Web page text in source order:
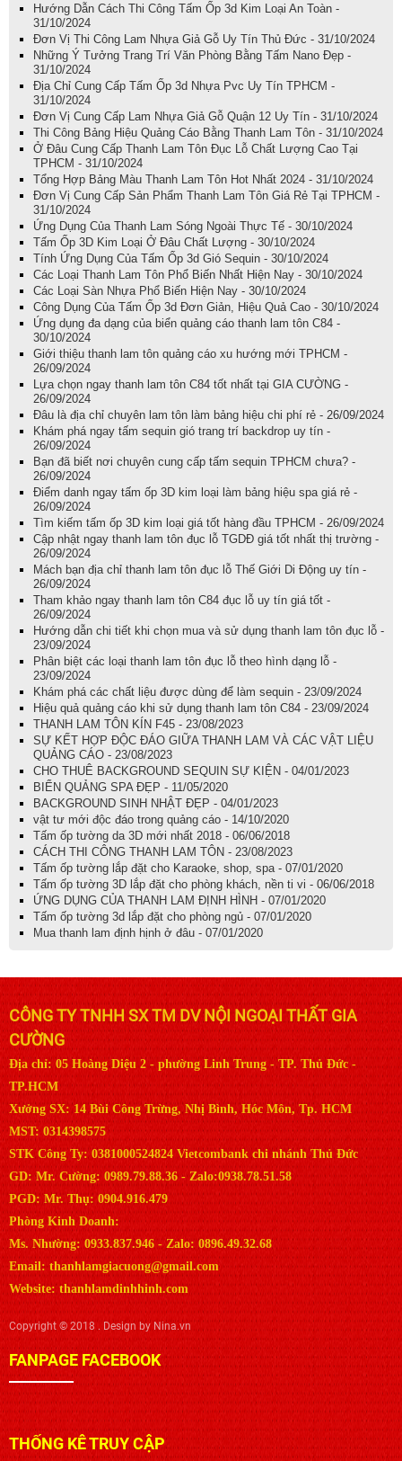
Hướng Dẫn Cách Thi Công Tấm Ốp 3d Kim Loại An Toàn -
31/10/2024
Đơn Vị Thi Công Lam Nhựa Giả Gỗ Uy Tín Thủ Đức - 31/10/2024
Những Ý Tưởng Trang Trí Văn Phòng Bằng Tấm Nano Đẹp -
31/10/2024
Địa Chỉ Cung Cấp Tấm Ốp 3d Nhựa Pvc Uy Tín TPHCM -
31/10/2024
Đơn Vị Cung Cấp Lam Nhựa Giả Gỗ Quận 12 Uy Tín - 31/10/2024
Thi Công Bảng Hiệu Quảng Cáo Bằng Thanh Lam Tôn - 31/10/2024
Ở Đâu Cung Cấp Thanh Lam Tôn Đục Lỗ Chất Lượng Cao Tại
TPHCM - 31/10/2024
Tổng Hợp Bảng Màu Thanh Lam Tôn Hot Nhất 2024 - 31/10/2024
Đơn Vị Cung Cấp Sản Phẩm Thanh Lam Tôn Giá Rẻ Tại TPHCM -
31/10/2024
Ứng Dụng Của Thanh Lam Sóng Ngoài Thực Tế - 30/10/2024
Tấm Ốp 3D Kim Loại Ở Đâu Chất Lượng - 30/10/2024
Tính Ứng Dụng Của Tấm Ốp 3d Gió Sequin - 30/10/2024
Các Loại Thanh Lam Tôn Phổ Biến Nhất Hiện Nay - 30/10/2024
Các Loại Sàn Nhựa Phổ Biến Hiện Nay - 30/10/2024
Công Dụng Của Tấm Ốp 3d Đơn Giản, Hiệu Quả Cao - 30/10/2024
Ứng dụng đa dạng của biển quảng cáo thanh lam tôn C84 -
30/10/2024
Giới thiệu thanh lam tôn quảng cáo xu hướng mới TPHCM -
26/09/2024
Lựa chọn ngay thanh lam tôn C84 tốt nhất tại GIA CƯỜNG -
26/09/2024
Đâu là địa chỉ chuyên lam tôn làm bảng hiệu chi phí rẻ - 26/09/2024
Khám phá ngay tấm sequin gió trang trí backdrop uy tín -
26/09/2024
Bạn đã biết nơi chuyên cung cấp tấm sequin TPHCM chưa? -
26/09/2024
Điểm danh ngay tấm ốp 3D kim loại làm bảng hiệu spa giá rẻ -
26/09/2024
Tìm kiếm tấm ốp 3D kim loại giá tốt hàng đầu TPHCM - 26/09/2024
Cập nhật ngay thanh lam tôn đục lỗ TGDĐ giá tốt nhất thị trường -
26/09/2024
Mách bạn địa chỉ thanh lam tôn đục lỗ Thế Giới Di Động uy tín -
26/09/2024
Tham khảo ngay thanh lam tôn C84 đục lỗ uy tín giá tốt -
26/09/2024
Hướng dẫn chi tiết khi chọn mua và sử dụng thanh lam tôn đục lỗ -
23/09/2024
Phân biệt các loại thanh lam tôn đục lỗ theo hình dạng lỗ -
23/09/2024
Khám phá các chất liệu được dùng để làm sequin - 23/09/2024
Hiệu quả quảng cáo khi sử dụng thanh lam tôn C84 - 23/09/2024
THANH LAM TÔN KÍN F45 - 23/08/2023
SỰ KẾT HỢP ĐỘC ĐÁO GIỮA THANH LAM VÀ CÁC VẬT LIỆU
QUẢNG CÁO - 23/08/2023
CHO THUÊ BACKGROUND SEQUIN SỰ KIỆN - 04/01/2023
BIỂN QUẢNG SPA ĐẸP - 11/05/2020
BACKGROUND SINH NHẬT ĐẸP - 04/01/2023
vật tư mới độc đáo trong quảng cáo - 14/10/2020
Tấm ốp tường da 3D mới nhất 2018 - 06/06/2018
CÁCH THI CÔNG THANH LAM TÔN - 23/08/2023
Tấm ốp tường lắp đặt cho Karaoke, shop, spa - 07/01/2020
Tấm ốp tường 3D lắp đặt cho phòng khách, nền ti vi - 06/06/2018
ỨNG DỤNG CỦA THANH LAM ĐỊNH HÌNH - 07/01/2020
Tấm ốp tường 3d lắp đặt cho phòng ngủ - 07/01/2020
Mua thanh lam định hịnh ở đâu - 07/01/2020
CÔNG TY TNHH SX TM DV NỘI NGOẠI THẤT GIA
CƯỜNG
Địa chỉ: 05 Hoàng Diệu 2 - phường Linh Trung - TP. Thủ Đức -
TP.HCM
Xưởng SX: 14 Bùi Công Trừng, Nhị Bình, Hóc Môn, Tp. HCM
MST: 0314398575
STK Công Ty: 0381000524824 Vietcombank chi nhánh Thủ Đức
GD: Mr. Cường: 0989.79.88.36 - Zalo:0938.78.51.58
PGD: Mr. Thụ: 0904.916.479
Phòng Kinh Doanh:
Ms. Nhường: 0933.837.946 - Zalo: 0896.49.32.68
Email: thanhlamgiacuong@gmail.com
Website: thanhlamdinhhinh.com
Copyright © 2018 . Design by Nina.vn
FANPAGE FACEBOOK
THỐNG KÊ TRUY CẬP